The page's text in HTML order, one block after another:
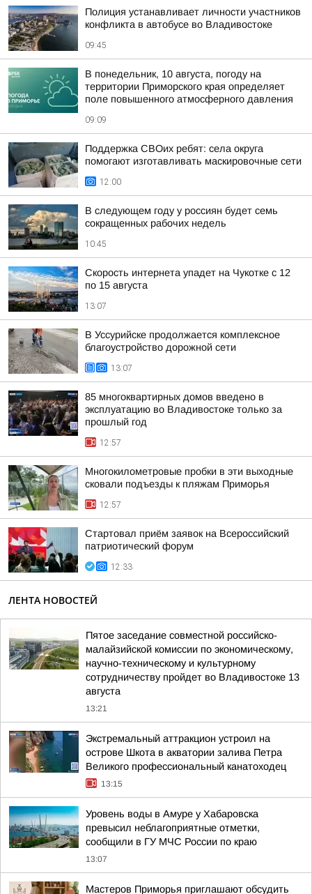
Полиция устанавливает личности участников
конфликта в автобусе во Владивостоке
09:45
В понедельник, 10 августа, погоду на
территории Приморского края определяет
поле повышенного атмосферного давления
09:09
Поддержка СВОих ребят: села округа
помогают изготавливать маскировочные сети
12:00
В следующем году у россиян будет семь
сокращенных рабочих недель
10:45
Скорость интернета упадет на Чукотке с 12
по 15 августа
13:07
В Уссурийске продолжается комплексное
благоустройство дорожной сети
13:07
85 многоквартирных домов введено в
эксплуатацию во Владивостоке только за
прошлый год
12:57
Многокилометровые пробки в эти выходные
сковали подъезды к пляжам Приморья
12:57
Стартовал приём заявок на Всероссийский
патриотический форум
12:33
ЛЕНТА НОВОСТЕЙ
Пятое заседание совместной российско-
малайзийской комиссии по экономическому,
научно-техническому и культурному
сотрудничеству пройдет во Владивостоке 13
августа
13:21
Экстремальный аттракцион устроил на
острове Шкота в акватории залива Петра
Великого профессиональный канатоходец
13:15
Уровень воды в Амуре у Хабаровска
превысил неблагоприятные отметки,
сообщили в ГУ МЧС России по краю
13:07
Мастеров Приморья приглашают обсудить